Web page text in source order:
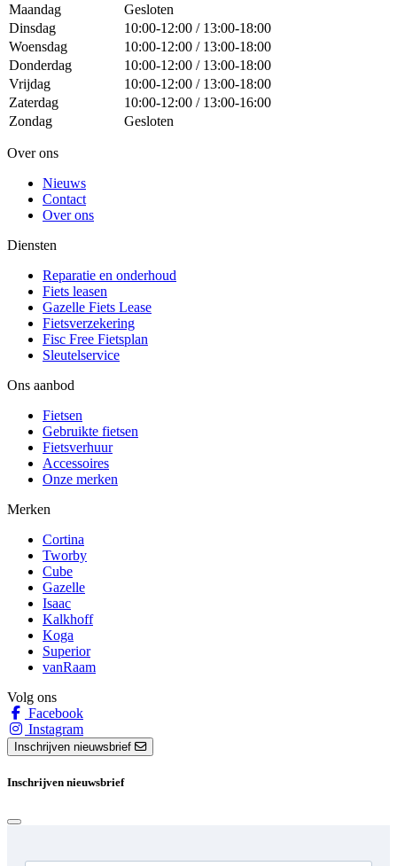
Maandag
Gesloten
Dinsdag
10:00-12:00 / 13:00-18:00
Woensdag
10:00-12:00 / 13:00-18:00
Donderdag
10:00-12:00 / 13:00-18:00
Vrijdag
10:00-12:00 / 13:00-18:00
Zaterdag
10:00-12:00 / 13:00-16:00
Zondag
Gesloten
Over ons
Nieuws
Contact
Over ons
Diensten
Reparatie en onderhoud
Fiets leasen
Gazelle Fiets Lease
Fietsverzekering
Fisc Free Fietsplan
Sleutelservice
Ons aanbod
Fietsen
Gebruikte fietsen
Fietsverhuur
Accessoires
Onze merken
Merken
Cortina
Tworby
Cube
Gazelle
Isaac
Kalkhoff
Koga
Superior
vanRaam
Volg ons
Facebook
Instagram
Inschrijven nieuwsbrief
Inschrijven nieuwsbrief